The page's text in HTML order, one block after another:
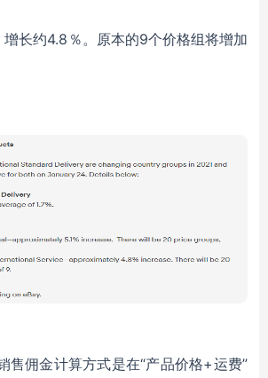
增长约4.8％。原本的9个价格组将增加
售佣金计算方式是在“产品价格+运费”